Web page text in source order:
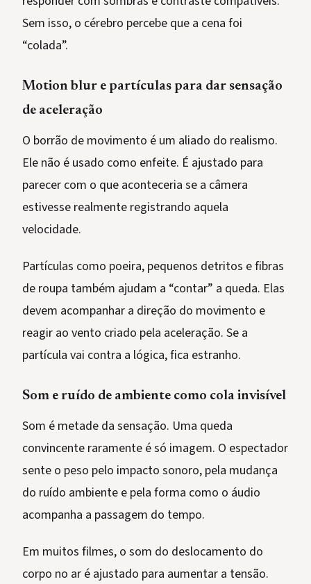
Sem isso, o cérebro percebe que a cena foi
“colada”.
Motion blur e partículas para dar sensação
de aceleração
O borrão de movimento é um aliado do realismo.
Ele não é usado como enfeite. É ajustado para
parecer com o que aconteceria se a câmera
estivesse realmente registrando aquela
velocidade.
Partículas como poeira, pequenos detritos e fibras
de roupa também ajudam a “contar” a queda. Elas
devem acompanhar a direção do movimento e
reagir ao vento criado pela aceleração. Se a
partícula vai contra a lógica, fica estranho.
Som e ruído de ambiente como cola invisível
Som é metade da sensação. Uma queda
convincente raramente é só imagem. O espectador
sente o peso pelo impacto sonoro, pela mudança
do ruído ambiente e pela forma como o áudio
acompanha a passagem do tempo.
Em muitos filmes, o som do deslocamento do
corpo no ar é ajustado para aumentar a tensão.